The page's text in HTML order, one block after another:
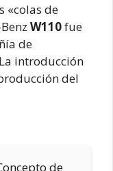
«colas de
W110fue
de
introducción
del
de